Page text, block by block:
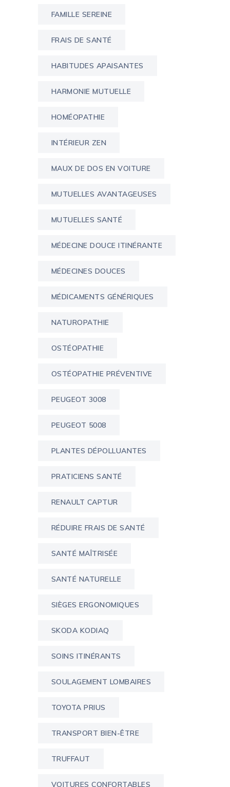
FAMILLE SEREINE
FRAIS DE SANTÉ
HABITUDES APAISANTES
HARMONIE MUTUELLE
HOMÉOPATHIE
INTÉRIEUR ZEN
MAUX DE DOS EN VOITURE
MUTUELLES AVANTAGEUSES
MUTUELLES SANTÉ
MÉDECINE DOUCE ITINÉRANTE
MÉDECINES DOUCES
MÉDICAMENTS GÉNÉRIQUES
NATUROPATHIE
OSTÉOPATHIE
OSTÉOPATHIE PRÉVENTIVE
PEUGEOT 3008
PEUGEOT 5008
PLANTES DÉPOLLUANTES
PRATICIENS SANTÉ
RENAULT CAPTUR
RÉDUIRE FRAIS DE SANTÉ
SANTÉ MAÎTRISÉE
SANTÉ NATURELLE
SIÈGES ERGONOMIQUES
SKODA KODIAQ
SOINS ITINÉRANTS
SOULAGEMENT LOMBAIRES
TOYOTA PRIUS
TRANSPORT BIEN-ÊTRE
TRUFFAUT
VOITURES CONFORTABLES